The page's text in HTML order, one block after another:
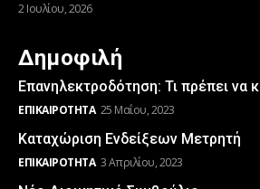
2 Ιουλίου, 2026
Δημοφιλή
Επανηλεκτροδότηση: Τι πρέπει να
ΕΠΙΚΑΙΡΌΤΗΤΑ 25 Μαΐου, 2023
Καταχώριση Ενδείξεων Μετρητή
ΕΠΙΚΑΙΡΌΤΗΤΑ 3 Απριλίου, 2023